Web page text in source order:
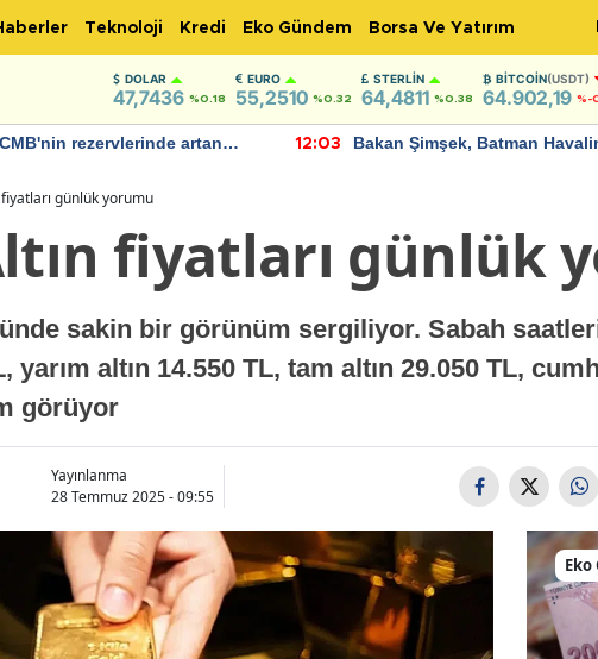
Teknoloji Kredi Eko Gündem Borsa Ve Yatırım
DOLAR
47,7436 %0.18
EURO
55,2510 %0.32
STERLIN
64,4811 %0.38
BITCOIN(USDT)
64.902,19 %-
rezervlerinde artan
12:03
Bakan Şimşek, Batman
günlük yorumu
fiyatları günlük
sakin bir görünüm sergiliyor. Sabah
yarım altın 14.550 TL, tam altın 29.050 TL,
görüyor
Yayınlanma
28 Temmuz 2025 - 09:55
Eko